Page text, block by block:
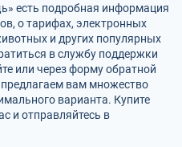
есть подробная информация
о тарифах, электронных
и других популярных
в службу поддержки
или через форму обратной
вам множество
варианта. Купите
и отправляйтесь в